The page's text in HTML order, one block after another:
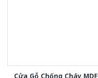
Cửa Gỗ Chống Cháy MDF